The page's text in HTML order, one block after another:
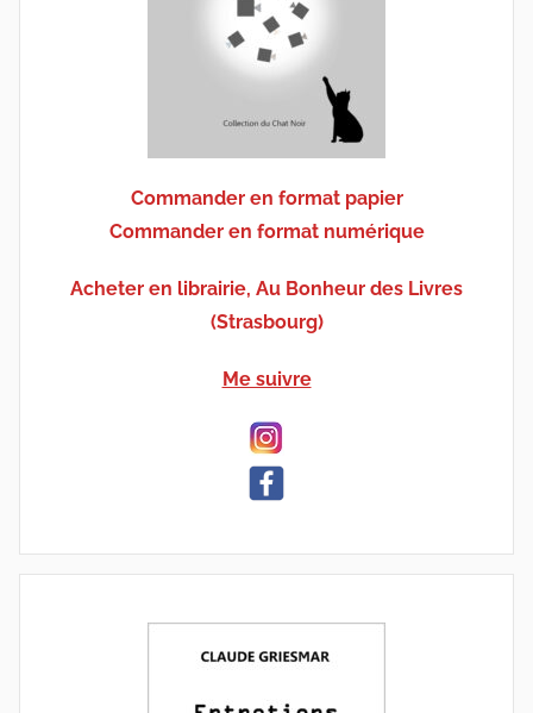
Commander en format papier
Commander en format numérique
Acheter en librairie, Au Bonheur des Livres
(Strasbourg)
Me suivre